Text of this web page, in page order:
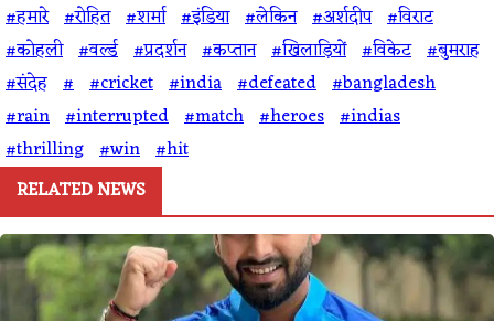
#हमारे #रोहित #शर्मा #इंडिया #लेकिन #अर्शदीप #विराट
#कोहली #वर्ल्ड #प्रदर्शन #कप्तान #खिलाड़ियों #विकेट #बुमराह
#संदेह # #cricket #india #defeated #bangladesh
#rain #interrupted #match #heroes #indias
#thrilling #win #hit
RELATED NEWS